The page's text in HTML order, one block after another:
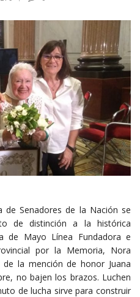
Senadores de la Nación se
de distinción a la histórica
de Mayo Línea Fundadora e
por la Memoria, Nora
la mención de honor Juana
no bajen los brazos. Luchen
de lucha sirve para construir